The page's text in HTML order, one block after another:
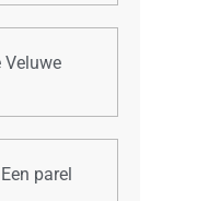
Veluwe
parel